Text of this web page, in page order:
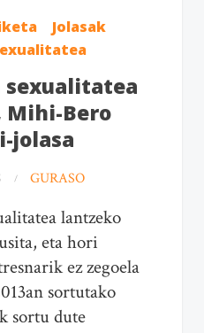
Jolasak
Bero
jolasa
GURASO
lantzeko
eta hori
ez zegoela
sortutako
sortu dute